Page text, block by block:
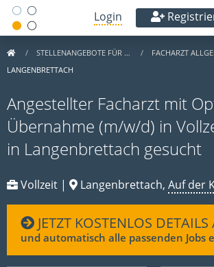
Login
STELLENANGEBOTE FÜR …
FACHARZT
LANGENBRETTACH
Angestellter Facharzt mit
Übernahme (m/w/d) in
in Langenbrettach gesucht
Vollzeit | Langenbrettach, Auf der
JETZT KOSTENLOS
und automatisch alle passenden Jobs